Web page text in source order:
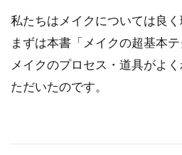
私たちはメイクについては良く
まずは本書「メイクの超基本
メイクのプロセス・道具がよ
ただいたのです。